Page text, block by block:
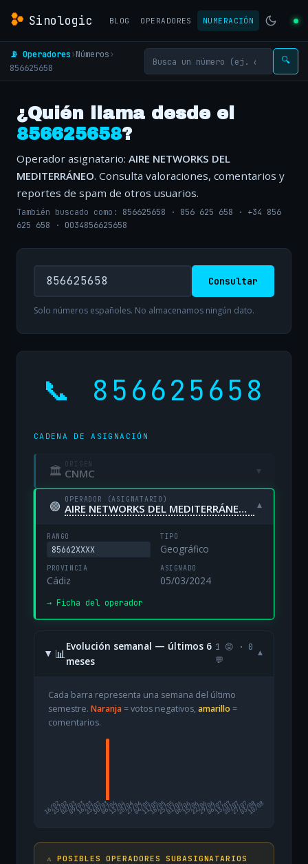
Sinologic BLOG OPERADORES NUMERACIÓN
📡 Operadores›Números›
856625658
🔍
¿Quién llama desde el
856625658?
Operador asignatario: AIRE NETWORKS DEL
MEDITERRÁNEO. Consulta valoraciones, comentarios y
reportes de spam de otros usuarios.
También buscado como: 856625658 · 856 625 658 · +34 856
625 658 · 0034856625658
Consultar
Solo números españoles. No almacenamos ningún dato.
📞 856625658
CADENA DE ASIGNACIÓN
🏛 ORIGEN
CNMC ▾
🟢 OPERADOR (ASIGNATARIO)
AIRE NETWORKS DEL MEDITERRÁNEO, S.L. UNIPERSONAL ▾
RANGO
85662XXXX
TIPO
Geográfico
PROVINCIA
Cádiz
ASIGNADO
05/03/2024
→ Ficha del operador
📊
Evolución semanal — últimos 6
meses
1 😡 · 0
💬
▾
Cada barra representa una semana del último
semestre. Naranja= votos negativos, amarillo =
comentarios.
16/02
23/0202/0309/0316/0323/0330/0306/0413/0420/0427/0404/0511/0518/0525/0501/0608/0615/0622/0629/0606/0713/0720/0727/0703/08
10/08
⚠️ POSIBLES OPERADORES SUBASIGNATARIOS